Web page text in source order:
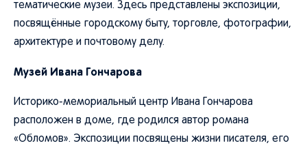
тематические музеи. Здесь представлены экспозиции,
посвящённые городскому быту, торговле, фотографии,
архитектуре и почтовому делу.
Музей Ивана Гончарова
Историко-мемориальный центр Ивана Гончарова
расположен в доме, где родился автор романа
«Обломов». Экспозиции посвящены жизни писателя, его